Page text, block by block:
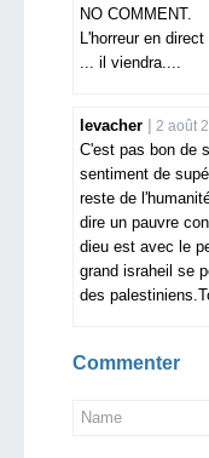
NO COMMENT.
L'horreur en
... il viendra....
levacher 2 août
C'est pas bon de
sentiment de
reste de
dire un pauvre
dieu est avec le
grand israheil se
des
Commenter